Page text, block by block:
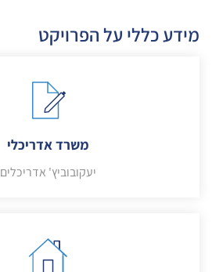
מידע כללי על הפרויקט
משרד אדריכלי
יעקובוביץ' אדריכלים